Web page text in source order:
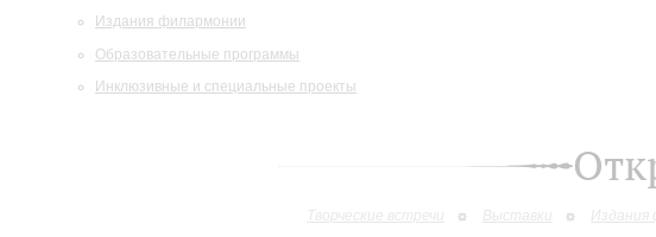
Издания филармонии
Образовательные программы
Инклюзивные и специальные проекты
Творческие встречи Выставки Издания